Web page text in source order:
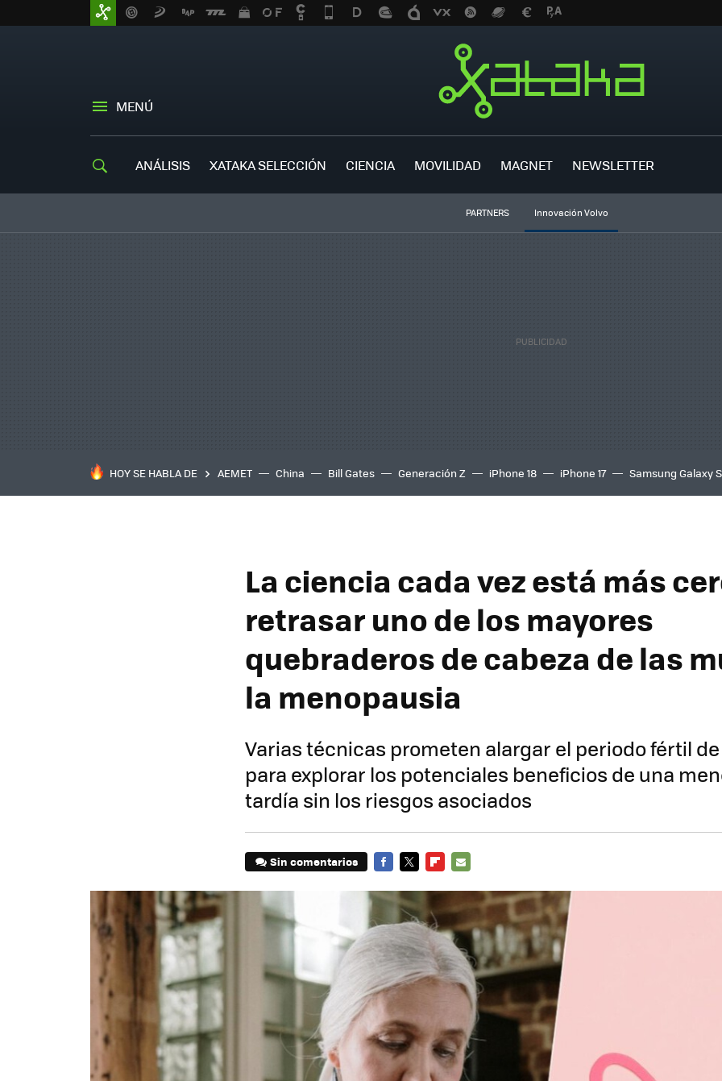
MENÚ
ANÁLISIS XATAKA SELECCIÓN CIENCIA MOVILIDAD MAGNET NEWSLETTER
PARTNERS Innovación Volvo
HOY SE HABLA DE AEMET China Bill Gates Generación Z iPhone 18 iPhone 17 Samsung Galaxy
La ciencia cada vez está más
retrasar uno de los mayores
quebraderos de cabeza de las
la menopausia
Varias técnicas prometen alargar el periodo fértil
para explorar los potenciales beneficios de una
tardía sin los riesgos asociados
Sin comentarios
MAIL